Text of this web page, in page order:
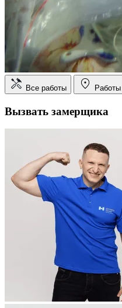
Все работы
Вызвать замерщика